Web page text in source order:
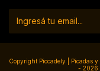
Copyright Piccadely | Picadas
- 2026.